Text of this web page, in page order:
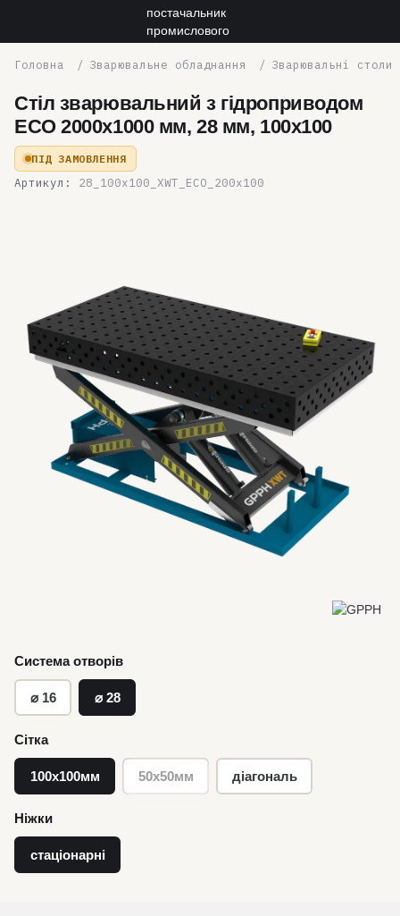
Зварювальне обладнання Зварювальні столи
Стіл зварювальний з гідроприводом
ECO 2000x1000 мм, 28 мм, 100x100
ПІД ЗАМОВЛЕННЯ
Артикул: 28_100x100_XWT_ECO_200x100
Система отворів
⌀ 16 ⌀ 28
Сітка
100х100мм 50х50мм діагональ
Ніжки
стаціонарні